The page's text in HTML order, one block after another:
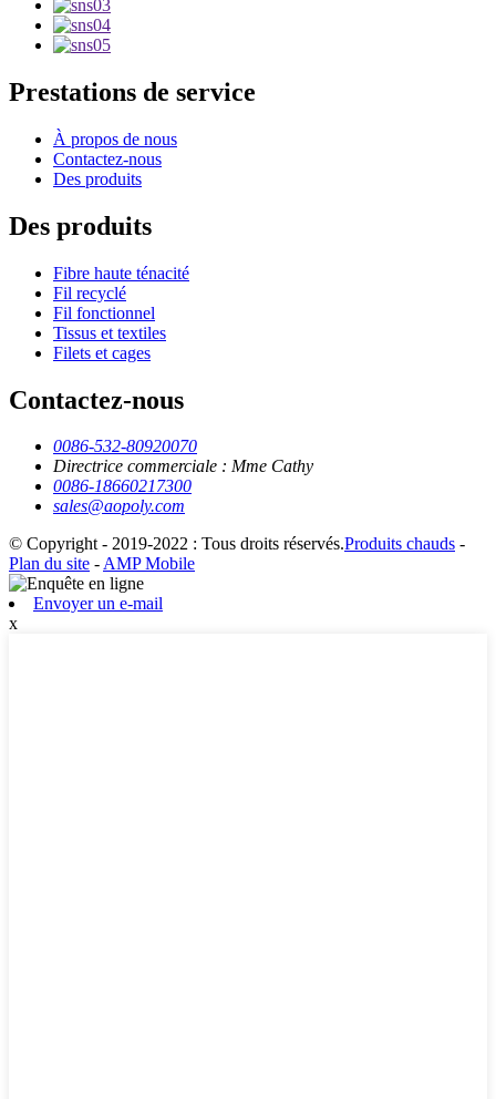
Prestations de service
À propos de nous
Contactez-nous
Des produits
Des produits
Fibre haute ténacité
Fil recyclé
Fil fonctionnel
Tissus et textiles
Filets et cages
Contactez-nous
0086-532-80920070
Directrice commerciale : Mme Cathy
0086-18660217300
sales@aopoly.com
© Copyright - 2019-2022 : Tous droits réservés.Produits chauds -
Plan du site -AMP Mobile
Envoyer un e-mail
x